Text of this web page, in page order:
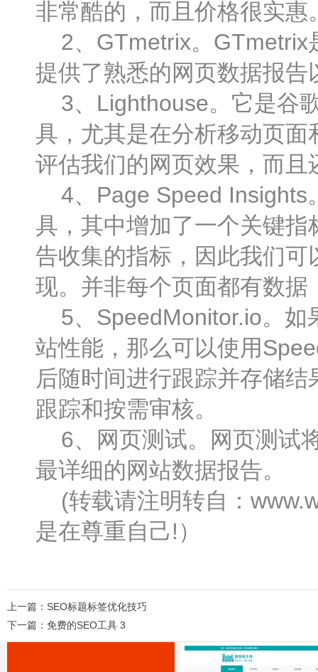
非常酷的，而且价格很实惠
2、GTmetrix。GTmetrix
提供了熟悉的网页数据报
3、Lighthouse。它是谷
具，尤其是在分析移动页
评估我们的网页效果，而
4、Page Speed Insights
具，其中增加了一个关键
告收集的指标，因此我们
现。并非每个页面都有数
5、SpeedMonitor.io。如
站性能，那么可以使用
后随时间进行跟踪并存储
跟踪和按需审核。
6、网页测试。网页测试
最详细的网站数据报告。
(转载请注明转自：
是在尊重自己!）
上一篇： SEO标题标签优化技巧
下一篇： 免费的SEO工具 3